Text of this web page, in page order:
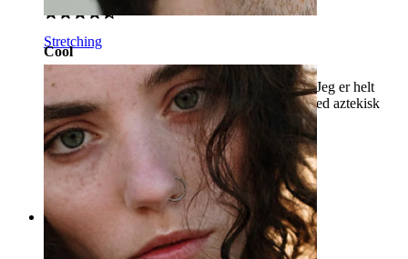
Stretching
Cool
Dette er en virkelig fantastisk og unik piercing. Jeg er helt
tilfreds. Derudover har jeg endnu en piercing med aztekisk
motiv derhjemme. Fantastisk!!!!
Tereza Bekræftet køb
AI-oversat
Rating